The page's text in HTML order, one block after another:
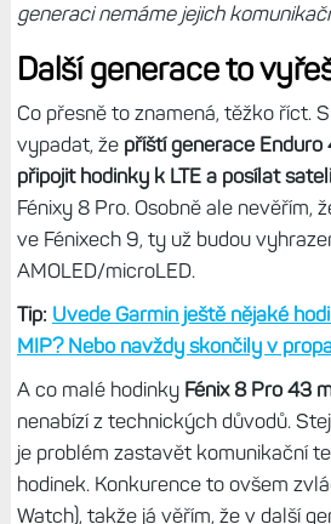
generaci nemáme jejich
Další generace to
Co přesně to znamená, těžko říct.
vypadat, že příští generace
připojit hodinky k LTE a posílat
Fénixy 8 Pro. Osobně ale nevěřím,
ve Fénixech 9, ty už budou
AMOLED/microLED.
Tip: Uvede Garmin ještě nějaké
MIP? Nebo navždy skončily v
A co malé hodinky Fénix 8 Pro 43
nenabízí z technických důvodů.
je problém zastavět komunikační
hodinek. Konkurence to ovšem
Watch), takže já věřím, že v další